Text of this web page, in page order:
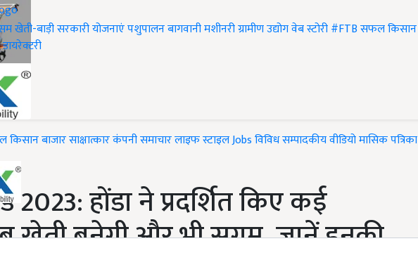
खेती-बाड़ीसरकारी योजनाएंपशुपालनबागवानीमशीनरीग्रामीण उद्योगवेब स्टोरी#FTBसफल किसान
डायरेक्टरी
किसानबाजारसाक्षात्कारकंपनी समाचारलाइफ स्टाइलJobsविविधसम्पादकीयवीडियोमासिक पत्रिका
2023: होंडा ने प्रदर्शित किए कई
खेती बनेगी और भी सुगम, जानें इनकी